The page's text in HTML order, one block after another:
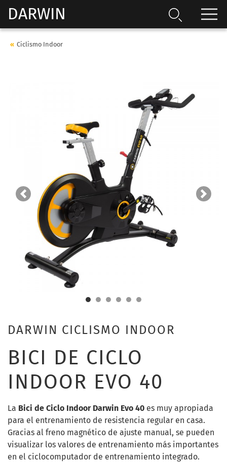
DARWIN
Ciclismo Indoor
Previous Next
DARWIN CICLISMO INDOOR
BICI DE CICLO
INDOOR EVO 40
La Bici de Ciclo Indoor Darwin Evo 40 es muy apropiada
para el entrenamiento de resistencia regular en casa.
Gracias al freno magnético de ajuste manual, se pueden
visualizar los valores de entrenamiento más importantes
en el ciclocomputador de entrenamiento integrado.